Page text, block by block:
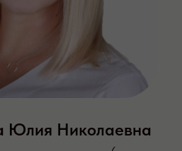
Юлия Николаевна